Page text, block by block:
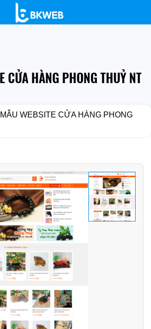
CỬA HÀNG PHONG THUỶ NT
MẪU WEBSITE CỬA HÀNG PHONG